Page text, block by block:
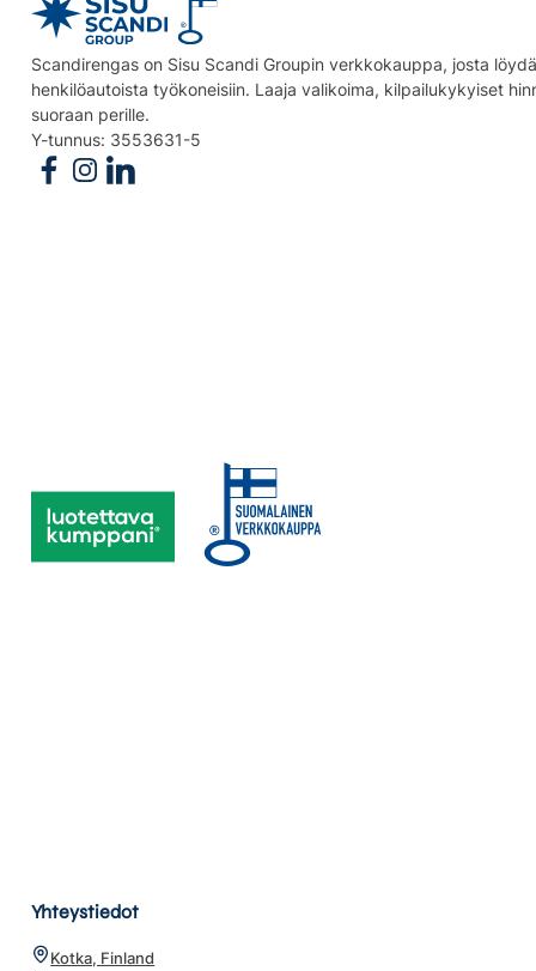
Scandirengas on Sisu Scandi Groupin verkkokauppa, josta
henkilöautoista työkoneisiin. Laaja valikoima, kilpailukykyiset
suoraan perille.
Y-tunnus: 3553631-5
Follow us on Facebook
Follow us on Instagram
Follow us on Linkedin
Yhteystiedot
Kotka, Finland